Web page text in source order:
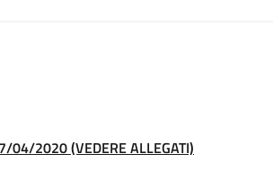
04/2020 (VEDERE ALLEGATI)